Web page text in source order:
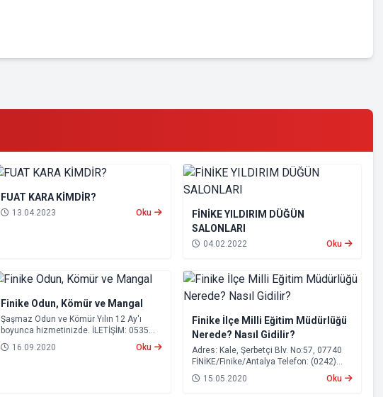
FUAT KARA KİMDİR?
13.04.2023 Oku
FİNİKE YILDIRIM DÜĞÜN
SALONLARI
04.02.2022 Oku
Finike Odun, Kömür ve Mangal
Şaşmaz Odun ve Kömür Yılın 12 Ay'ı
boyunca hizmetinizde. İLETİŞİM: 0535
946 77 38 E-MAİL:
sasmazodunculuk-
serik@hotmail.com
16.09.2020 Oku
Finike İlçe Milli Eğitim Müdürlüğü
Nerede? Nasıl Gidilir?
Adres: Kale, Şerbetçi Blv. No:57, 07740
FİNİKE/Finike/Antalya Telefon: (0242)
855 30 70
15.05.2020 Oku